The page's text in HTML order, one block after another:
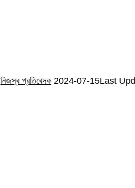
নিজস্ব প্রতিবেদক 2024-07-15Last